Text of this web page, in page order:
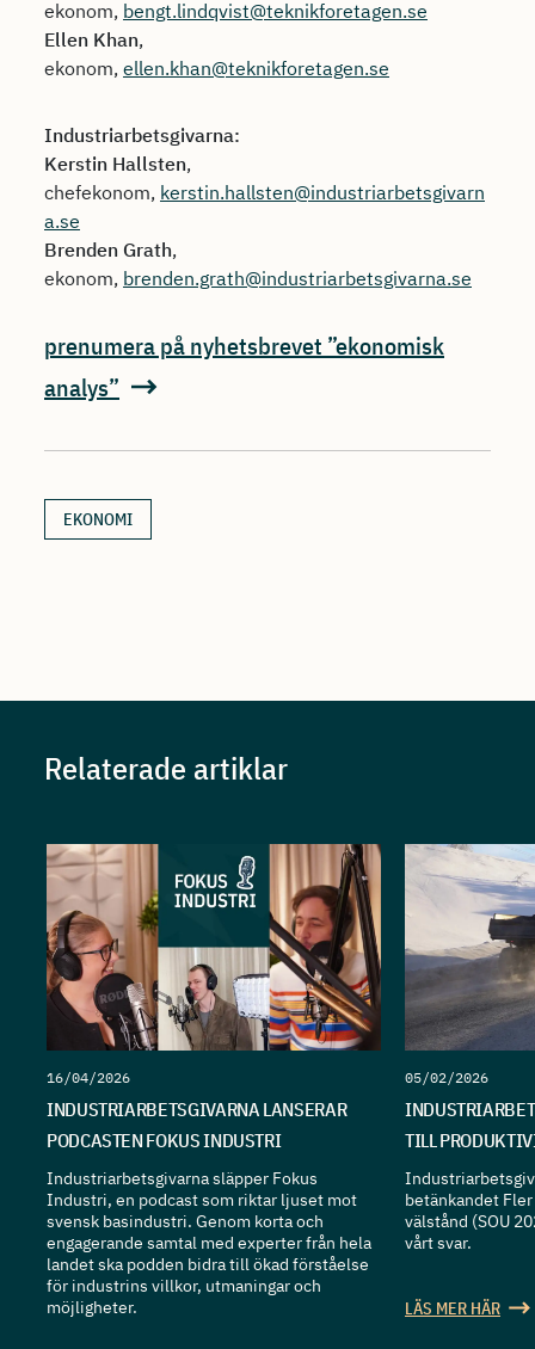
ekonom, bengt.lindqvist@teknikforetagen.se
Ellen Khan,
ekonom, ellen.khan@teknikforetagen.se
Industriarbetsgivarna:
Kerstin Hallsten,
chefekonom, kerstin.hallsten@industriarbetsgivarn
a.se
Brenden Grath,
ekonom, brenden.grath@industriarbetsgivarna.se
prenumera på nyhetsbrevet ”ekonomisk
analys”
EKONOMI
Relaterade artiklar
16/04/2026
INDUSTRIARBETSGIVARNA LANSERAR
PODCASTEN FOKUS INDUSTRI
Industriarbetsgivarna släpper Fokus
Industri, en podcast som riktar ljuset mot
svensk basindustri. Genom korta och
engagerande samtal med experter från hela
landet ska podden bidra till ökad förståelse
för industrins villkor, utmaningar och
möjligheter.
05/02/2026
TILL
betänkandet
välstånd (SOU
vårt svar.
LÄS MER HÄR